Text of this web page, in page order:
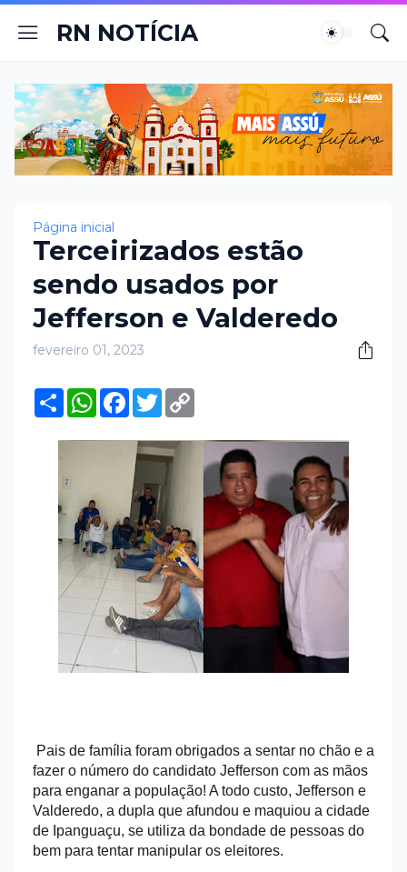
RN NOTÍCIA
Página inicial
Terceirizados estão
sendo usados por
Jefferson e Valderedo
fevereiro 01, 2023
S
h
r
W
h
t
p
F
e
b
o
o
k
T
w
t
t
e
r
y
Pais de família foram obrigados a sentar no chão e a
fazer o número do candidato Jefferson com as mãos
para enganar a população! A todo custo, Jefferson e
Valderedo, a dupla que afundou e maquiou a cidade
de Ipanguaçu, se utiliza da bondade de pessoas do
bem para tentar manipular os eleitores.